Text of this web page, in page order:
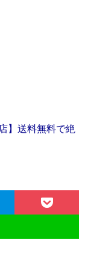
】送料無料で絶